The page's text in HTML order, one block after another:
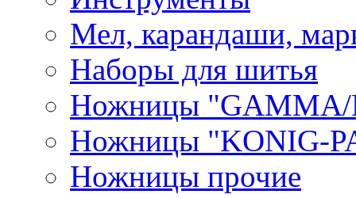
Мел, карандаши,
Наборы для шитья
Ножницы "GAMMA/
Ножницы "KONIG-
Ножницы прочие